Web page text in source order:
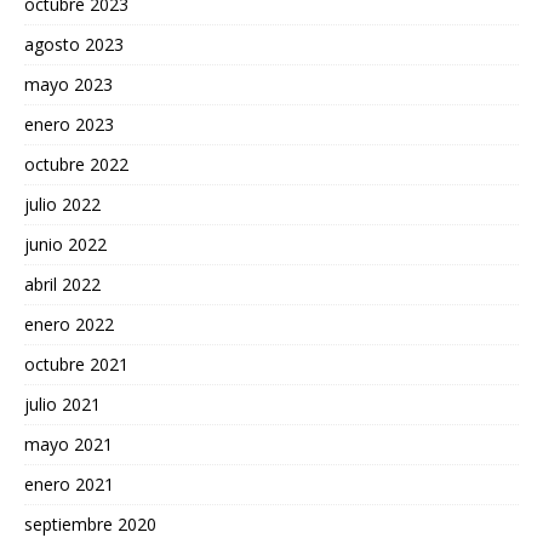
agosto 2023
mayo 2023
enero 2023
octubre 2022
julio 2022
junio 2022
abril 2022
enero 2022
octubre 2021
julio 2021
mayo 2021
enero 2021
septiembre 2020